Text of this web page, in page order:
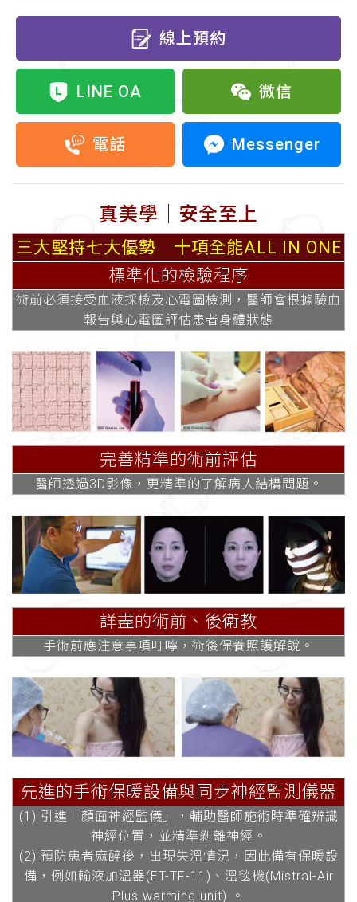
線上預約
LINE OA 微信
電話 Messenger
真美學│安全至上
三大堅持七大優勢 十項全能ALL IN ONE
標準化的檢驗程序
術前必須接受血液採檢及心電圖檢測，醫師會根據驗血
報告與心電圖評估患者身體狀態
完善精準的術前評估
醫師透過3D影像，更精準的了解病人結構問題。
詳盡的術前、後衛教
手術前應注意事項叮嚀，術後保養照護解說。
先進的手術保暖設備與同步神經監測儀器
(1) 引進「顏面神經監儀」，輔助醫師施術時準確辨識
神經位置，並精準剝離神經。
(2) 預防患者麻醉後，出現失溫情況，因此備有保暖設
備，例如輸液加溫器(ET-TF-11)、溫毯機(Mistral-Air
Plus warming unit) 。